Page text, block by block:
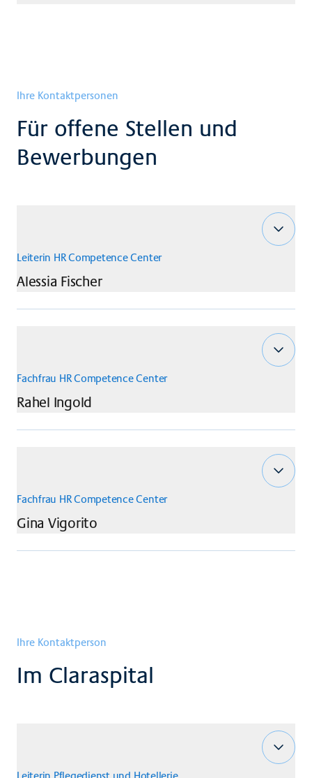
Ihre Kontaktpersonen
Für offene Stellen und
Bewerbungen
Leiterin HR Competence Center
Alessia Fischer
Fachfrau HR Competence Center
Rahel Ingold
Fachfrau HR Competence Center
Gina Vigorito
Ihre Kontaktperson
Im Claraspital